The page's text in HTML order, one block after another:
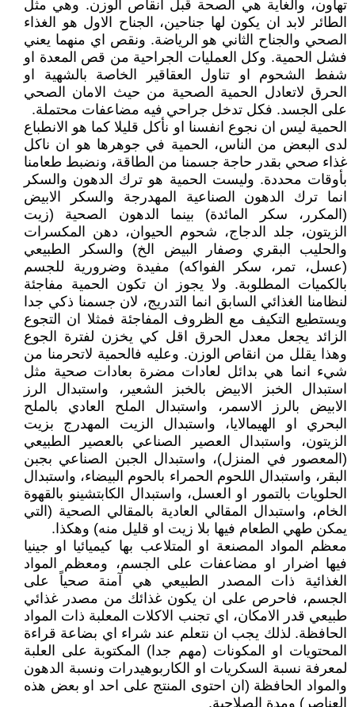
تهاون، والغاية هي الصحة قبل انقاص الوزن. وهي مثل
الطائر لابد ان يكون لها جناحين، الجناح الاول هو الغذاء
الصحي والجناح الثاني هو الرياضة. ونقص اي منهما يعني
فشل الحمية. وكل العمليات الجراحية من قص المعدة او
شفط الشحوم او تناول العقاقير الخاصة بالشهية او
الحرق لاتعادل الحمية الصحية من حيث الامان الصحي
على الجسد. فكل تدخل جراحي فيه مضاعفات محتملة.
الحمية ليس ان نجوع انفسنا او نأكل قليلا كما هو الانطباع
لدى البعض من الناس، الحمية في جوهرها هو ان ناكل
غذاء صحي بقدر حاجة جسمنا من الطاقة، ونضبط طعامنا
بأوقات محددة. وليست الحمية هو ترك الدهون والسكر
انما ترك الدهون الصناعية المهدرجة والسكر الابيض
(المكرر، سكر المائدة) بينما الدهون الصحية (زيت
الزيتون، جلد الدجاج، شحوم الحيوان، دهن المكسرات
والحليب البقري وصفار البيض الخ) والسكر الطبيعي
(عسل، تمر، سكر الفواكه) مفيدة وضرورية للجسم
بالكميات المطلوبة. ولا يجوز ان تكون الحمية مفاجئة
لنظامنا الغذائي السابق انما التدريج، لان جسمنا ذكي جدا
ويستطيع التكيف مع الظروف المفاجئة فمثلا ان التجوع
الزائد يجعل معدل الحرق اقل كي يخزن لفترة الجوع
وهذا يقلل من انقاص الوزن. وعليه فالحمية لاتحرمنا من
شيء انما هي بدائل لعادات مضرة بعادات صحية مثل
استبدال الخبز الابيض بالخبز الشعير، واستبدال الرز
الابيض بالرز الاسمر، واستبدال الملح العادي بالملح
البحري او الهيمالايا، واستبدال الزيت المهدرج بزيت
الزيتون، واستبدال العصير الصناعي بالعصير الطبيعي
(المعصور في المنزل)، واستبدال الجبن الصناعي بجبن
البقر، واستبدال اللحوم الحمراء بالحوم البيضاء، واستبدال
الحلويات بالتمور او العسل، واستبدال الكابتشينو بالقهوة
الخام، واستبدال المقالي العادية بالمقالي الصحية (التي
يمكن طهي الطعام فيها بلا زيت او قليل منه) وهكذا.
معظم المواد المصنعة او المتلاعب بها كيميائيا او جينيا
فيها اضرار او مضاعفات على الجسم، ومعظم المواد
الغذائية ذات المصدر الطبيعي هي آمنة صحياً على
الجسم، فاحرص على ان يكون غذائك من مصدر غذائي
طبيعي قدر الامكان، اي تجنب الاكلات المعلبة ذات المواد
الحافظة. لذلك يجب ان نتعلم عند شراء اي بضاعة قراءة
المحتويات او المكونات (مهم جدا) المكتوبة على العلبة
لمعرفة نسبة السكريات او الكاربوهيدرات ونسبة الدهون
والمواد الحافظة (ان احتوى المنتج على احد او بعض هذه
العناصر) ومدة الصلاحية.